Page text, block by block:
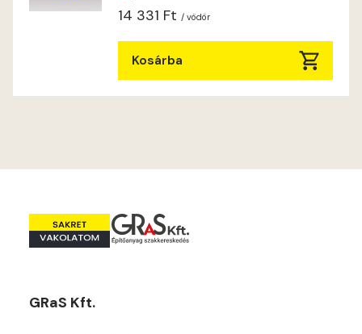
Melon-yellow C
Mouse-grey B
Mouse-grey C
Paris-green B
14 331 Ft / vödör
Kosárba
GRaS Kft.